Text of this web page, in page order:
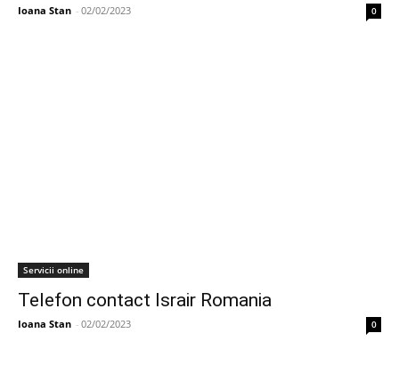
Ioana Stan - 02/02/2023 0
Servicii online
Telefon contact Israir Romania
Ioana Stan - 02/02/2023 0